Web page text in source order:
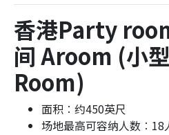
香港Party
间 Aroom (小
Room)
面积︰约450英尺
场地最高可容纳人数︰18